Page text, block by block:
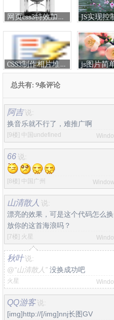
网页css3特效加载动画和图片大全
CSS3制作相片堆叠的效果
总共有: 9条评论
阿吉 说:
换音乐就不行了，难推广啊
[9楼] 中国undefined
66 说:
[8楼] 中国广州
山清散人 说:
漂亮的效果，可是这个代码怎么
放你的这首海浪吗？
[7楼] 火星
秋叶 说:
@“山清散人” 没换成功吧
火星
QQ游客 说:
[img]http://[/img]nnj长图GV